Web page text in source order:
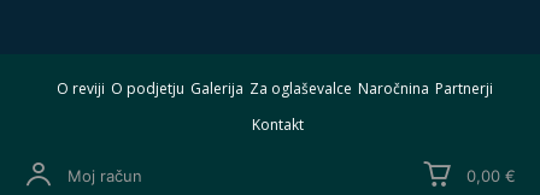
O reviji O podjetju Galerija Za oglaševalce Naročnina Partnerji
Kontakt
Moj račun 0,00 €